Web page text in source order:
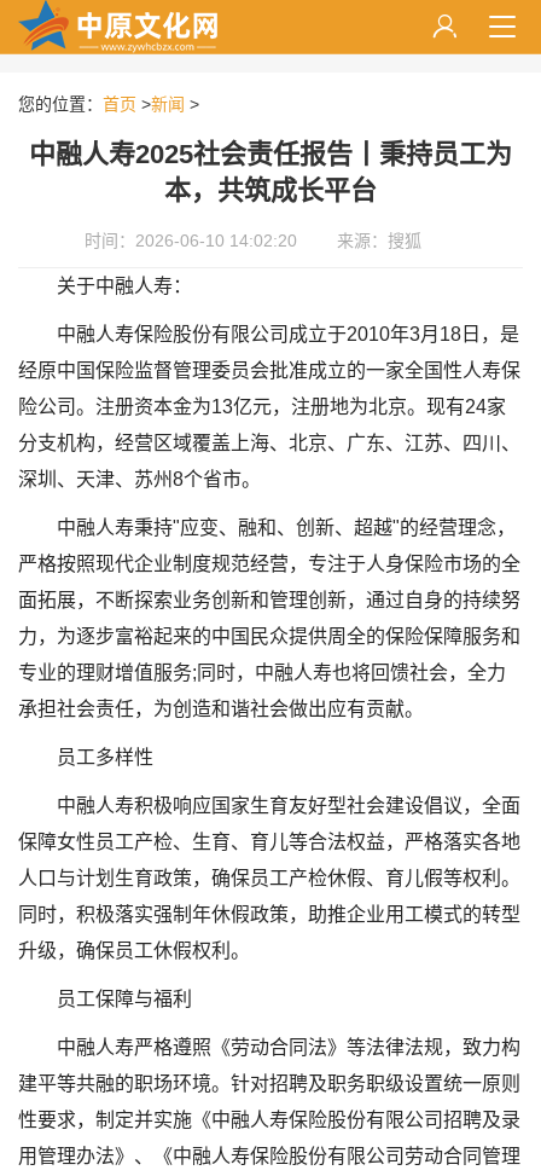
您的位置： 首页 >新闻 >
中融人寿2025社会责任报告丨秉持员工为
本，共筑成长平台
时间：2026-06-10 14:02:20 来源：搜狐
关于中融人寿：
中融人寿保险股份有限公司成立于2010年3月18日，是
经原中国保险监督管理委员会批准成立的一家全国性人寿保
险公司。注册资本金为13亿元，注册地为北京。现有24家
分支机构，经营区域覆盖上海、北京、广东、江苏、四川、
深圳、天津、苏州8个省市。
中融人寿秉持"应变、融和、创新、超越"的经营理念，
严格按照现代企业制度规范经营，专注于人身保险市场的全
面拓展，不断探索业务创新和管理创新，通过自身的持续努
力，为逐步富裕起来的中国民众提供周全的保险保障服务和
专业的理财增值服务;同时，中融人寿也将回馈社会，全力
承担社会责任，为创造和谐社会做出应有贡献。
员工多样性
中融人寿积极响应国家生育友好型社会建设倡议，全面
保障女性员工产检、生育、育儿等合法权益，严格落实各地
人口与计划生育政策，确保员工产检休假、育儿假等权利。
同时，积极落实强制年休假政策，助推企业用工模式的转型
升级，确保员工休假权利。
员工保障与福利
中融人寿严格遵照《劳动合同法》等法律法规，致力构
建平等共融的职场环境。针对招聘及职务职级设置统一原则
性要求，制定并实施《中融人寿保险股份有限公司招聘及录
用管理办法》、《中融人寿保险股份有限公司劳动合同管理